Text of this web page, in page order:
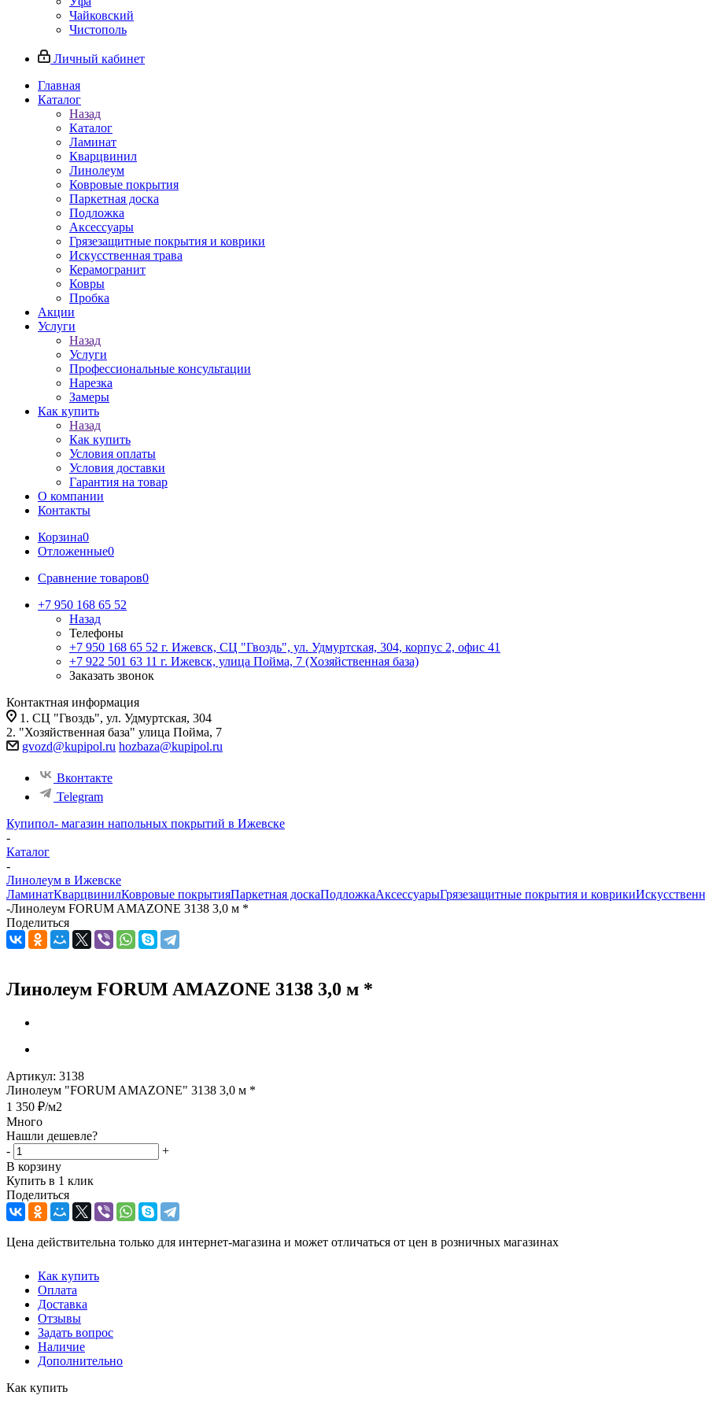
Чайковский
Чистополь
Личный кабинет
Главная
Каталог
Назад
Каталог
Ламинат
Кварцвинил
Линолеум
Ковровые покрытия
Паркетная доска
Подложка
Аксессуары
Грязезащитные покрытия и коврики
Искусственная трава
Керамогранит
Ковры
Пробка
Акции
Услуги
Назад
Услуги
Профессиональные консультации
Нарезка
Замеры
Как купить
Назад
Как купить
Условия оплаты
Условия доставки
Гарантия на товар
О компании
Контакты
Корзина0
Отложенные0
Сравнение товаров0
+7 950 168 65 52
Назад
Телефоны
+7 950 168 65 52 г. Ижевск, СЦ "Гвоздь", ул. Удмуртская, 304, корпус 2, офис 41
+7 922 501 63 11 г. Ижевск, улица Пойма, 7 (Хозяйственная база)
Заказать звонок
Контактная информация
1. СЦ "Гвоздь", ул. Удмуртская, 304
2. "Хозяйственная база" улица Пойма, 7
gvozd@kupipol.ru hozbaza@kupipol.ru
Вконтакте
Telegram
Купипол- магазин напольных покрытий в Ижевске
-
Каталог
-
Линолеум в Ижевске
ЛаминатКварцвинилКовровые покрытияПаркетная доскаПодложкаАксессуарыГрязезащитные покрытия и коврики
-Линолеум FORUM AMAZONE 3138 3,0 м *
Поделиться
Линолеум FORUM AMAZONE 3138 3,0 м *
Артикул: 3138
Линолеум "FORUM AMAZONE" 3138 3,0 м *
1 350 ₽/м2
Много
Нашли дешевле?
-
+
В корзину
Купить в 1 клик
Поделиться
Цена действительна только для интернет-магазина и может отличаться от цен в розничных магазинах
Как купить
Оплата
Доставка
Отзывы
Задать вопрос
Наличие
Дополнительно
Как купить